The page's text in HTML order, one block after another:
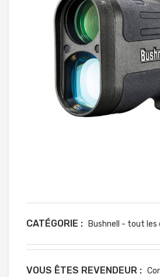
CATÉGORIE : Bushnell - tout les
VOUS ÊTES REVENDEUR :